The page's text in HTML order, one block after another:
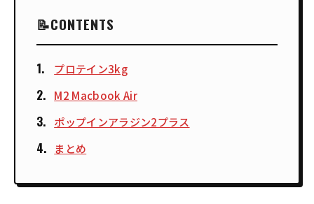
CONTENTS
プロテイン3kg
M2 Macbook Air
ポップインアラジン2プラス
まとめ